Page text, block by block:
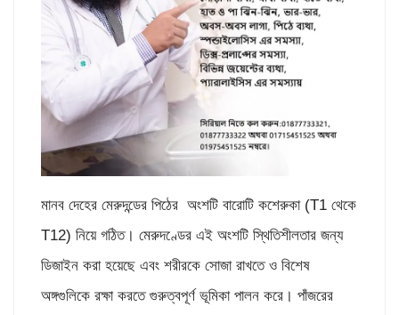
মানব দেহের মেরুদন্ডের পিঠের অংশটি বারোটি কশেরুকা (T1 থেকে
T12) নিয়ে গঠিত। মেরুদণ্ডের এই অংশটি স্থিতিশীলতার জন্য
ডিজাইন করা হয়েছে এবং শরীরকে সোজা রাখতে ও বিশেষ
অঙ্গগুলিকে রক্ষা করতে গুরুত্বপূর্ণ ভূমিকা পালন করে। পাঁজরের